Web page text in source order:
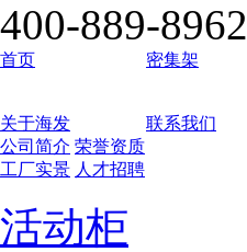
400-889-8962
首页 密集架
关于海发
公司简介 荣誉资质
工厂实景 人才招聘
联系我们
活动柜